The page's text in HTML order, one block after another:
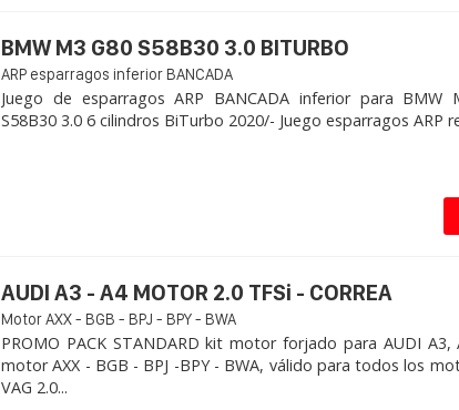
BMW M3 G80 S58B30 3.0 BITURBO
ARP esparragos inferior BANCADA
Juego de esparragos ARP BANCADA inferior para BMW
S58B30 3.0 6 cilindros BiTurbo 2020/- Juego esparragos ARP
AUDI A3 - A4 MOTOR 2.0 TFSi - CORREA
Motor AXX - BGB - BPJ - BPY - BWA
PROMO PACK STANDARD kit motor forjado para AUDI A3,
motor AXX - BGB - BPJ -BPY - BWA, válido para todos los
VAG 2.0...